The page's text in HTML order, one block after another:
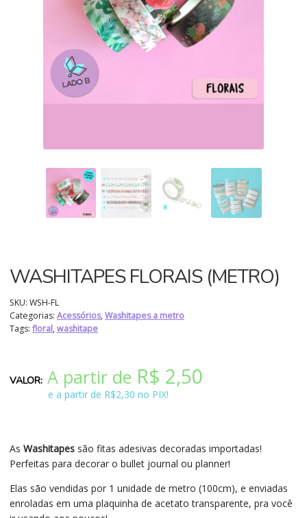
WASHITAPES FLORAIS (METRO)
As Washitapes são fitas adesivas decoradas importadas!
Perfeitas para decorar o bullet journal ou planner!
Elas são vendidas por 1 unidade de metro (100cm), e enviadas
enroladas em uma plaquinha de acetato transparente, pra você
SKU: WSH-FL
Categorias: Acessórios,Washitapes a metro
Tags: floral,washitape
A partir de R$ 2,50
e a partir de R$2,30 no PIX!